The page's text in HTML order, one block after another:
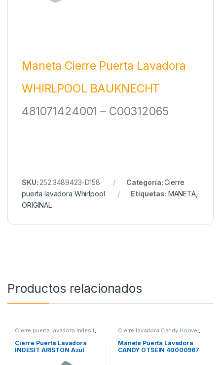
Maneta Cierre Puerta Lavadora
WHIRLPOOL BAUKNECHT
481071424001 – C00312065
SKU: 252.3489423-D158 Categoría:Cierre
puerta lavadora Whirlpool
Etiquetas: MANETA,
ORIGINAL
Productos relacionados
Cierre puerta lavadora Indesit,
Cierre puerta lavadora
Whirlpool,Cierres Lavadora
Cierre Puerta Lavadora
INDESIT ARISTON Azul
Cierre lavadora Candy Hoover,
Cierre puerta lavadora OTSEIN
Maneta Puerta Lavadora
CANDY OTSEIN 40000967